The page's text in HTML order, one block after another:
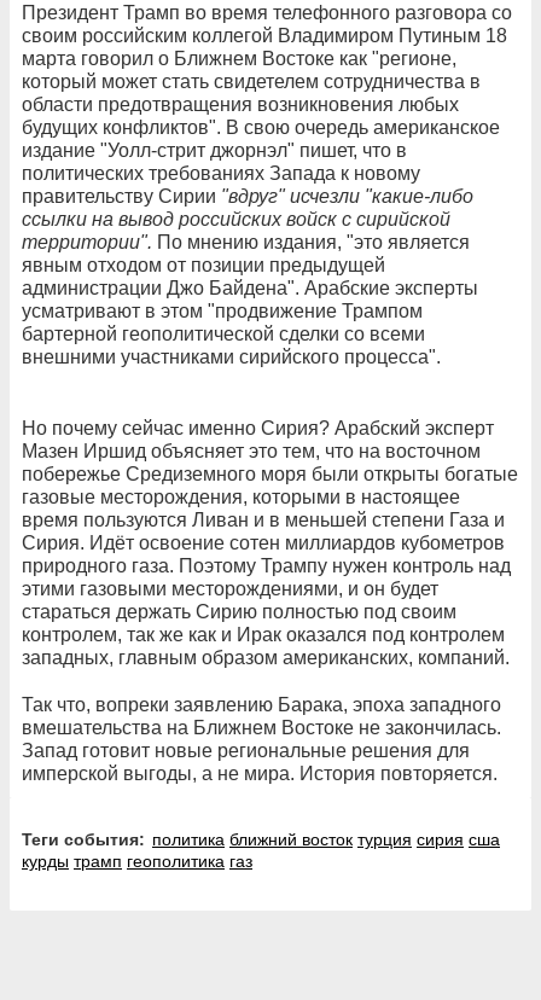
Президент Трамп во время телефонного разговора со
своим российским коллегой Владимиром Путиным 18
марта говорил о Ближнем Востоке как "регионе,
который может стать свидетелем сотрудничества в
области предотвращения возникновения любых
будущих конфликтов". В свою очередь американское
издание "Уолл-стрит джорнэл" пишет, что в
политических требованиях Запада к новому
правительству Сирии "вдруг" исчезли "какие-либо
ссылки на вывод российских войск с сирийской
территории". По мнению издания, "это является
явным отходом от позиции предыдущей
администрации Джо Байдена". Арабские эксперты
усматривают в этом "продвижение Трампом
бартерной геополитической сделки со всеми
внешними участниками сирийского процесса".
Но почему сейчас именно Сирия? Арабский эксперт
Мазен Иршид объясняет это тем, что на восточном
побережье Средиземного моря были открыты богатые
газовые месторождения, которыми в настоящее
время пользуются Ливан и в меньшей степени Газа и
Сирия. Идёт освоение сотен миллиардов кубометров
природного газа. Поэтому Трампу нужен контроль над
этими газовыми месторождениями, и он будет
стараться держать Сирию полностью под своим
контролем, так же как и Ирак оказался под контролем
западных, главным образом американских, компаний.
Так что, вопреки заявлению Барака, эпоха западного
вмешательства на Ближнем Востоке не закончилась.
Запад готовит новые региональные решения для
имперской выгоды, а не мира. История повторяется.
Теги события: политика ближний восток турция сирия сша
курды трамп геополитика газ